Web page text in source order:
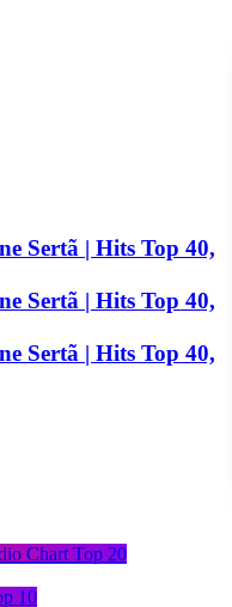
Chart Top 20
10